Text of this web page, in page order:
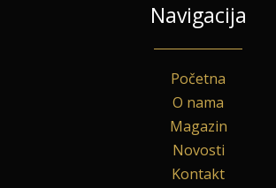
Navigacija
Početna
O nama
Magazin
Novosti
Kontakt